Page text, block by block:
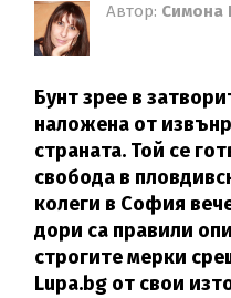
Автор: Симона
Бунт зрее в
наложена от
страната. Той се
свобода в
колеги в София
дори са правили
строгите мерки
Lupa.bg от свои